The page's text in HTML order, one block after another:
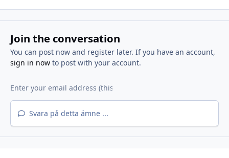
Join the conversation
You can post now and register later. If you have an account,
sign in nowto post with your account.
Svara på detta ämne ...